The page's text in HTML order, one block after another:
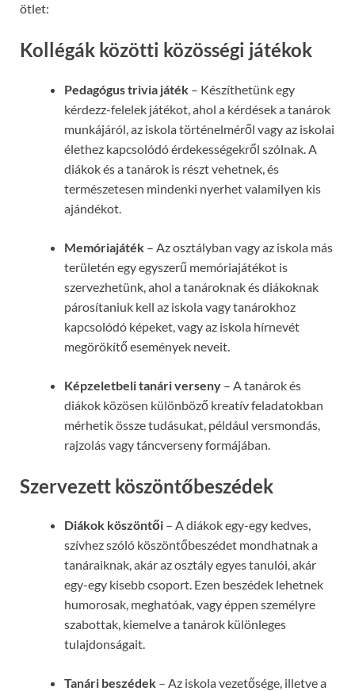
ötlet:
Kollégák közötti közösségi játékok
Pedagógus trivia játék – Készíthetünk egy
kérdezz-felelek játékot, ahol a kérdések a tanárok
munkájáról, az iskola történelméről vagy az iskolai
élethez kapcsolódó érdekességekről szólnak. A
diákok és a tanárok is részt vehetnek, és
természetesen mindenki nyerhet valamilyen kis
ajándékot.
Memóriajáték – Az osztályban vagy az iskola más
területén egy egyszerű memóriajátékot is
szervezhetünk, ahol a tanároknak és diákoknak
párosítaniuk kell az iskola vagy tanárokhoz
kapcsolódó képeket, vagy az iskola hírnevét
megörökítő események neveit.
Képzeletbeli tanári verseny – A tanárok és
diákok közösen különböző kreatív feladatokban
mérhetik össze tudásukat, például versmondás,
rajzolás vagy táncverseny formájában.
Szervezett köszöntőbeszédek
Diákok köszöntői – A diákok egy-egy kedves,
szívhez szóló köszöntőbeszédet mondhatnak a
tanáraiknak, akár az osztály egyes tanulói, akár
egy-egy kisebb csoport. Ezen beszédek lehetnek
humorosak, meghatóak, vagy éppen személyre
szabottak, kiemelve a tanárok különleges
tulajdonságait.
Tanári beszédek – Az iskola vezetősége, illetve a